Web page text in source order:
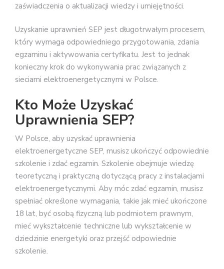
zaświadczenia o aktualizacji wiedzy i umiejętności.
Uzyskanie uprawnień SEP jest długotrwałym procesem,
który wymaga odpowiedniego przygotowania, zdania
egzaminu i aktywowania certyfikatu. Jest to jednak
konieczny krok do wykonywania prac związanych z
sieciami elektroenergetycznymi w Polsce.
Kto Może Uzyskać
Uprawnienia SEP?
W Polsce, aby uzyskać uprawnienia
elektroenergetyczne SEP, musisz ukończyć odpowiednie
szkolenie i zdać egzamin. Szkolenie obejmuje wiedzę
teoretyczną i praktyczną dotyczącą pracy z instalacjami
elektroenergetycznymi. Aby móc zdać egzamin, musisz
spełniać określone wymagania, takie jak mieć ukończone
18 lat, być osobą fizyczną lub podmiotem prawnym,
mieć wykształcenie techniczne lub wykształcenie w
dziedzinie energetyki oraz przejść odpowiednie
szkolenie.